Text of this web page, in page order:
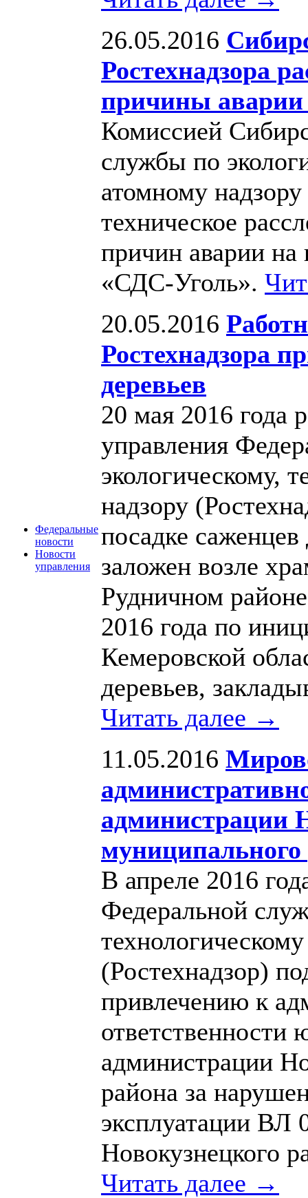
Федеральные
новости
Новости
управления
26.05.2016
Ростехнадзора
причины аварии
Комиссией
службы по
атомному
техническое
причин аварии
«СДС-Уголь».
20.05.2016
Ростехнадзора
деревьев
20 мая 2016 года
управления
экологическому,
надзору
посадке саженцев
заложен возле
Рудничном
2016 года по
Кемеровской
деревьев,
Читать далее →
11.05.2016
администрации
муниципального
В апреле 2016
Федеральной
(Ростехнадзор)
привлечению к
ответственности
администрации
района за
эксплуатации ВЛ
Новокузнецкого
Читать далее →